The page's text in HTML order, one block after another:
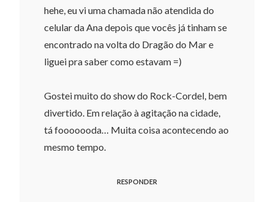
hehe, eu vi uma chamada não atendida do
celular da Ana depois que vocês já tinham se
encontrado na volta do Dragão do Mar e
liguei pra saber como estavam =)
Gostei muito do show do Rock-Cordel, bem
divertido. Em relação à agitação na cidade,
tá fooooooda… Muita coisa acontecendo ao
mesmo tempo.
RESPONDER